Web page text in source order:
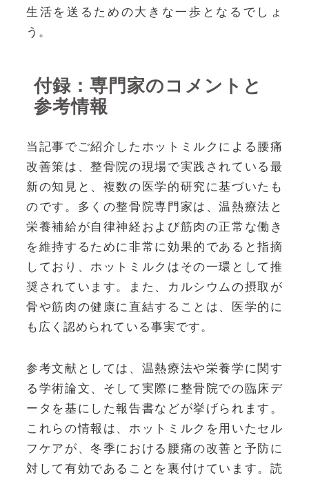
生活を送るための大きな一歩となるでしょ
う。
付録：専門家のコメントと
参考情報
当記事でご紹介したホットミルクによる腰痛
改善策は、整骨院の現場で実践されている最
新の知見と、複数の医学的研究に基づいたも
のです。多くの整骨院専門家は、温熱療法と
栄養補給が自律神経および筋肉の正常な働き
を維持するために非常に効果的であると指摘
しており、ホットミルクはその一環として推
奨されています。また、カルシウムの摂取が
骨や筋肉の健康に直結することは、医学的に
も広く認められている事実です。
参考文献としては、温熱療法や栄養学に関す
る学術論文、そして実際に整骨院での臨床デ
ータを基にした報告書などが挙げられます。
これらの情報は、ホットミルクを用いたセル
フケアが、冬季における腰痛の改善と予防に
対して有効であることを裏付けています。読